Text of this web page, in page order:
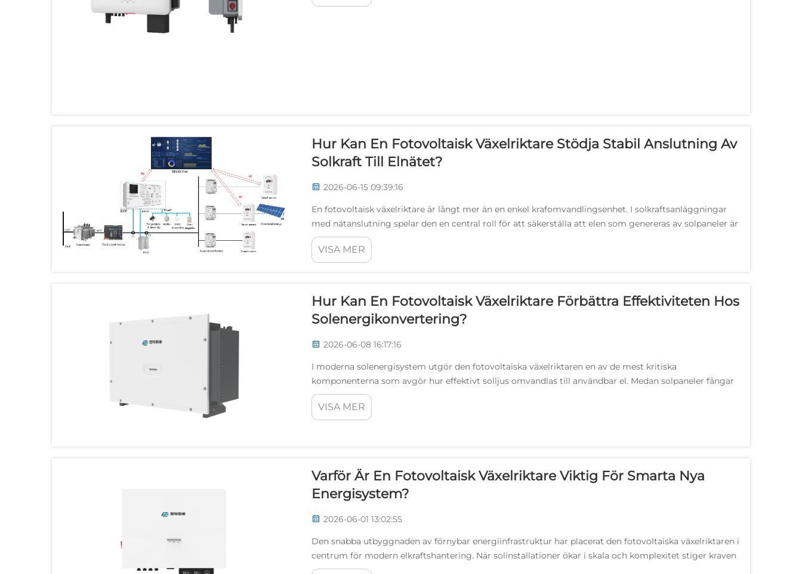
Hur Kan En Fotovoltaisk Växelriktare Stödja Stabil Anslutning Av
Solkraft Till Elnätet?
2026-06-15 09:39:16
En fotovoltaisk växelriktare är långt mer än en enkel krafomvandlingsenhet. I solkraftsanläggningar
med nätanslutning spelar den en central roll för att säkerställa att elen som genereras av solpaneler är
synkroniserad, konditionerad och levererad till elnätet...
VISA MER
Hur Kan En Fotovoltaisk Växelriktare Förbättra Effektiviteten Hos
Solenergikonvertering?
2026-06-08 16:17:16
I moderna solenergisystem utgör den fotovoltaiska växelriktaren en av de mest kritiska
komponenterna som avgör hur effektivt solljus omvandlas till användbar el. Medan solpaneler fångar
fotoner och genererar likström är det växelriktaren som omvandlar denna likström till växelström för
användning i elnätet eller lokala applikationer...
VISA MER
Varför Är En Fotovoltaisk Växelriktare Viktig För Smarta Nya
Energisystem?
2026-06-01 13:02:55
Den snabba utbyggnaden av förnybar energiinfrastruktur har placerat den fotovoltaiska växelriktaren i
centrum för modern elkraftshantering. När solinstallationer ökar i skala och komplexitet stiger kraven
på intelligent, anpassningsbar energikonverteringsteknik...